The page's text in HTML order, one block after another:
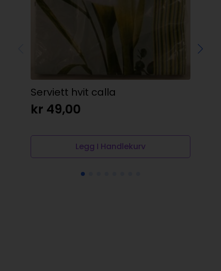
Serviett hvit calla
kr 49,00
Legg I Handlekurv